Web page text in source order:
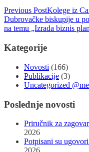
Previous PostKolege iz
Dubrovačke biskupije u
na temu „Izrada biznis
Kategorije
Novosti (166)
Publikacije (3)
Uncategorized @me
Poslednje novosti
Priručnik za
2026
Potpisani su